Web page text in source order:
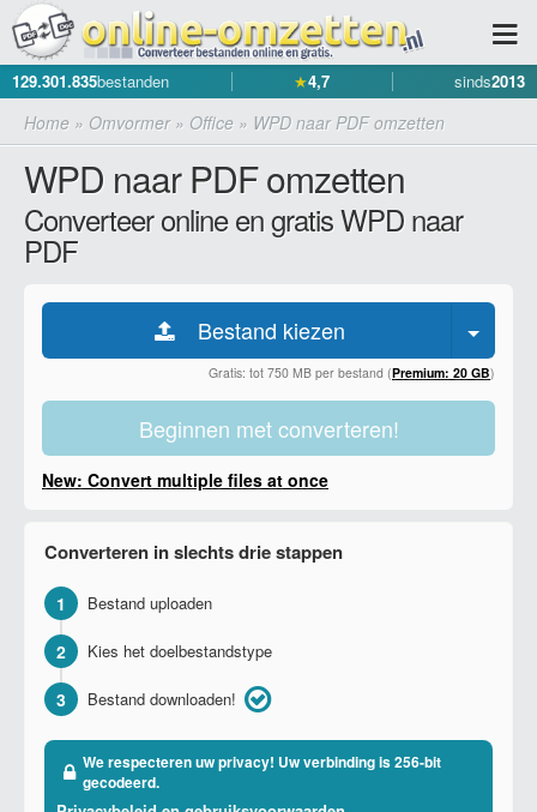
129.301.835bestanden ★4,7 sinds2013
Home » Omvormer» Office » WPD naar PDF omzetten
WPD naar PDF omzetten
Converteer online en gratis WPD naar
PDF
Bestand kiezen
Gratis: tot 750 MB per bestand (Premium: 20 GB)
Beginnen met converteren!
New: Convert multiple files at once
Converteren in slechts drie stappen
1 Bestand uploaden
2 Kies het doelbestandstype
3 Bestand downloaden!
We respecteren uw privacy! Uw verbinding is 256-bit
gecodeerd.